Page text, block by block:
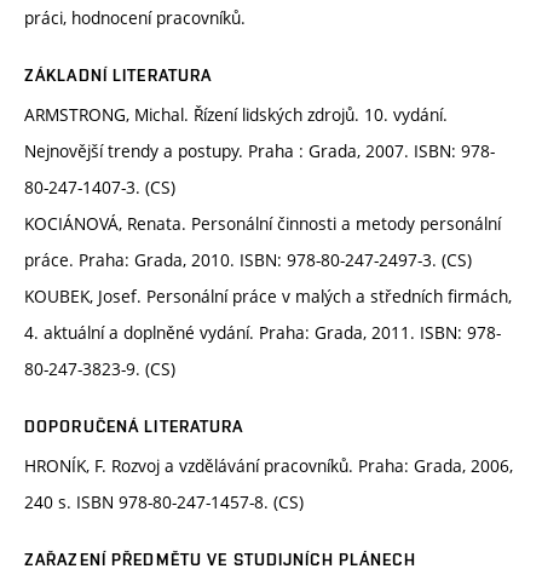
práci, hodnocení pracovníků.
ZÁKLADNÍ LITERATURA
ARMSTRONG, Michal. Řízení lidských zdrojů. 10. vydání.
Nejnovější trendy a postupy. Praha : Grada, 2007. ISBN: 978-
80-247-1407-3. (CS)
KOCIÁNOVÁ, Renata. Personální činnosti a metody personální
práce. Praha: Grada, 2010. ISBN: 978-80-247-2497-3. (CS)
KOUBEK, Josef. Personální práce v malých a středních firmách,
4. aktuální a doplněné vydání. Praha: Grada, 2011. ISBN: 978-
80-247-3823-9. (CS)
DOPORUČENÁ LITERATURA
HRONÍK, F. Rozvoj a vzdělávání pracovníků. Praha: Grada, 2006,
240 s. ISBN 978-80-247-1457-8. (CS)
ZAŘAZENÍ PŘEDMĚTU VE STUDIJNÍCH PLÁNECH